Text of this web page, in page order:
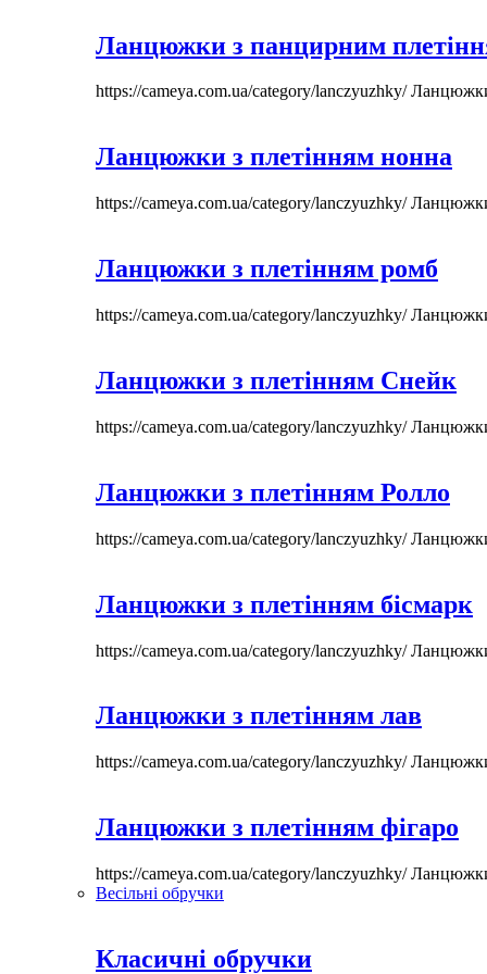
Ланцюжки з панцирним
https://cameya.com.ua/category/lanczyuzhky/
Ланцюжки з плетінням нонна
https://cameya.com.ua/category/lanczyuzhky/
Ланцюжки з плетінням ромб
https://cameya.com.ua/category/lanczyuzhky/
Ланцюжки з плетінням Снейк
https://cameya.com.ua/category/lanczyuzhky/
Ланцюжки з плетінням Ролло
https://cameya.com.ua/category/lanczyuzhky/
Ланцюжки з плетінням бісмарк
https://cameya.com.ua/category/lanczyuzhky/
Ланцюжки з плетінням лав
https://cameya.com.ua/category/lanczyuzhky/
Ланцюжки з плетінням фігаро
https://cameya.com.ua/category/lanczyuzhky/
Весільні обручки
Класичні обручки